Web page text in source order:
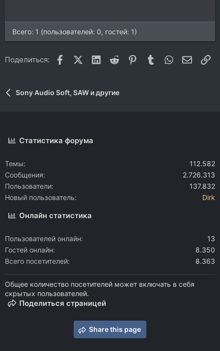
Всего: 1 (пользователей: 0, гостей: 1)
Поделиться: FacebookX (Twitter)
LinkedIn
Reddit Pinterest
Tumblr WhatsApp
Sony Audio Soft, SAW и другие
Статистика форума
Темы
112.582
Сообщения
2.726.313
Пользователи
137.832
Новый пользователь
Dirk
Онлайн статистика
Пользователей онлайн
13
Гостей онлайн
8.350
Всего посетителей
8.363
Общее количество посетителей может включать в себя
скрытых пользователей.
Поделиться страницей
Share this page